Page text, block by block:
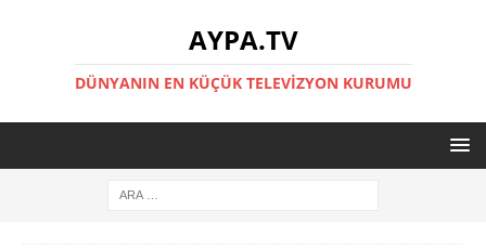
AYPA.TV
DÜNYANIN EN KÜÇÜK TELEVIZYON KURUMU